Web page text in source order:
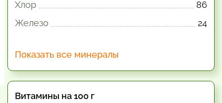
Хлор
86
Железо
24
Показать все минералы
Витамины на 100 г